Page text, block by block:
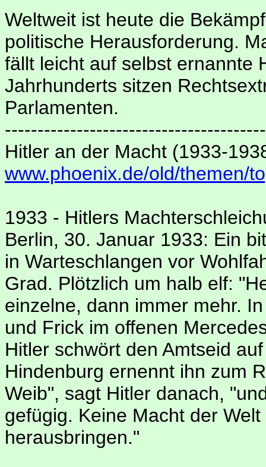
Weltweit ist heute die
politische Herausforderung.
fällt leicht auf selbst ernannte
Jahrhunderts sitzen
Parlamenten.
Hitler an der Macht (1933-
www.phoenix.de/old/themen/
1933 - Hitlers
Berlin, 30. Januar 1933: Ein
in Warteschlangen vor
Grad. Plötzlich um halb elf:
einzelne, dann immer mehr.
und Frick im offenen
Hitler schwört den Amtseid
Hindenburg ernennt ihn zum
Weib", sagt Hitler danach,
gefügig. Keine Macht der
herausbringen."